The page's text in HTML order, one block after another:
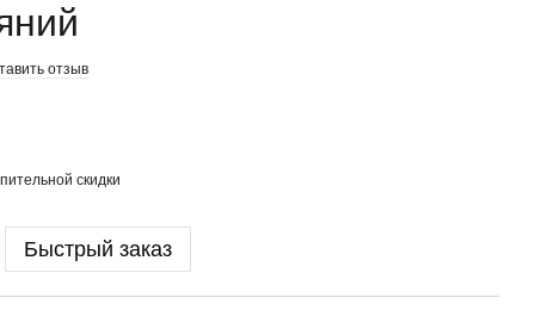
отзыв
скидки
Быстрый заказ